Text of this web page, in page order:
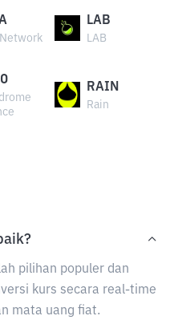
Network
LAB
LAB
RAIN
Rain
pilihan populer dan
kurs secara real-time
mata uang fiat.